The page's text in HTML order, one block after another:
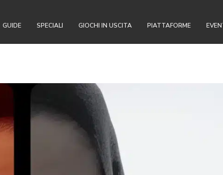
GUIDE SPECIALI GIOCHI IN USCITA PIATTAFORME